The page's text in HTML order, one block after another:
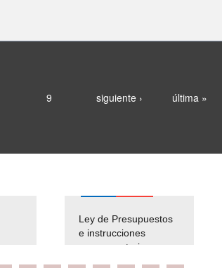
9 siguiente › última »
Ley de Presupuestos
e instrucciones
presuspuetarias